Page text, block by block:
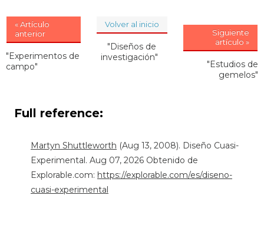
« Artículo
anterior
"Experimentos de
campo"
Volver al inicio
"Diseños de
investigación"
Siguiente
artículo »
"Estudios de
gemelos"
Full reference:
Martyn Shuttleworth (Aug 13, 2008). Diseño Cuasi-
Experimental. Aug 07, 2026 Obtenido de
Explorable.com: https://explorable.com/es/diseno-
cuasi-experimental